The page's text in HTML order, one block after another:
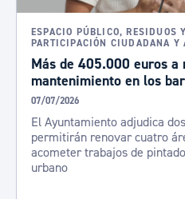
ESPACIO PÚBLICO, RESIDUOS
PARTICIPACIÓN CIUDADANA Y
Más de 405.000 euros a
mantenimiento en los
07/07/2026
El Ayuntamiento adjudica
permitirán renovar cuatro
acometer trabajos de
urbano